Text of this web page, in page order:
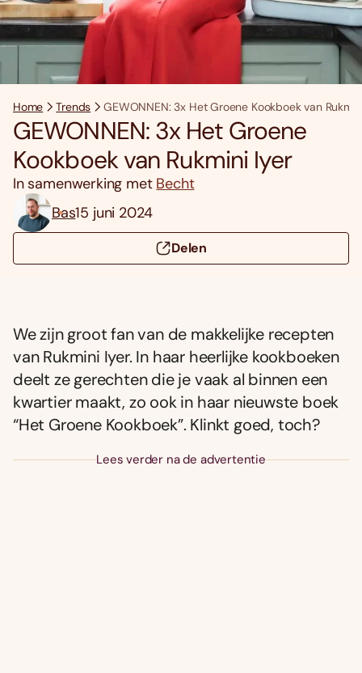
Home Trends GEWONNEN: 3x Het Groene Kookboek van
GEWONNEN: 3x Het Groene
Kookboek van Rukmini Iyer
In samenwerking met Becht
Bas15 juni 2024
Delen
We zijn groot fan van de makkelijke recepten
van Rukmini Iyer. In haar heerlijke kookboeken
deelt ze gerechten die je vaak al binnen een
kwartier maakt, zo ook in haar nieuwste boek
“Het Groene Kookboek”. Klinkt goed, toch?
Lees verder na de advertentie